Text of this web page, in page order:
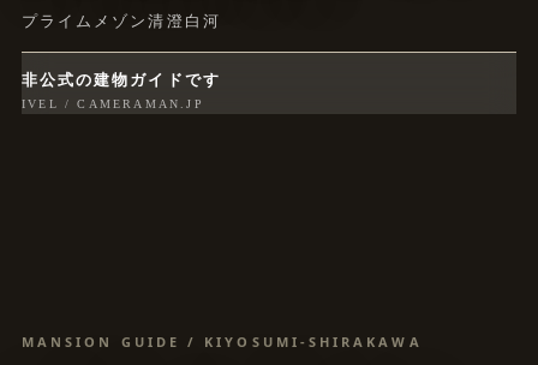
プライムメゾン清澄白河
非公式の建物ガイドです
IVEL / CAMERAMAN.JP
MANSION GUIDE / KIYOSUMI-SHIRAKAWA